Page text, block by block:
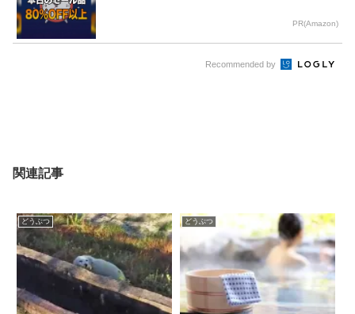
PR(Amazon)
Recommended by
関連記事
どうぶつ どうぶつ